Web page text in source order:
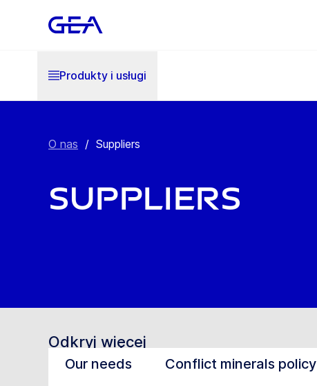
Produkty i usługi
O nas / Suppliers
Suppliers
Odkryj więcej
Our needs Conflict minerals policy